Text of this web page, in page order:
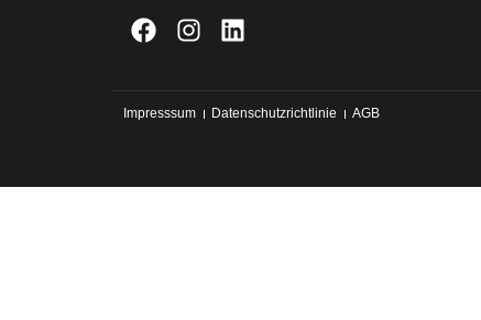
Impresssum Datenschutzrichtlinie AGB